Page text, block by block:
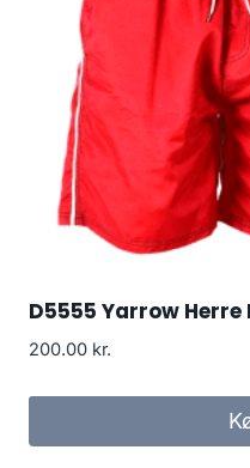
D5555 Yarrow Herre
200.00 kr.